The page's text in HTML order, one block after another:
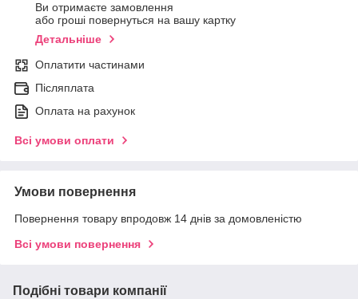
Ви отримаєте замовлення
або гроші повернуться на вашу картку
Детальніше
Оплатити частинами
Післяплата
Оплата на рахунок
Всі умови оплати
Умови повернення
Повернення товару впродовж 14 днів за домовленістю
Всі умови повернення
Подібні товари компанії